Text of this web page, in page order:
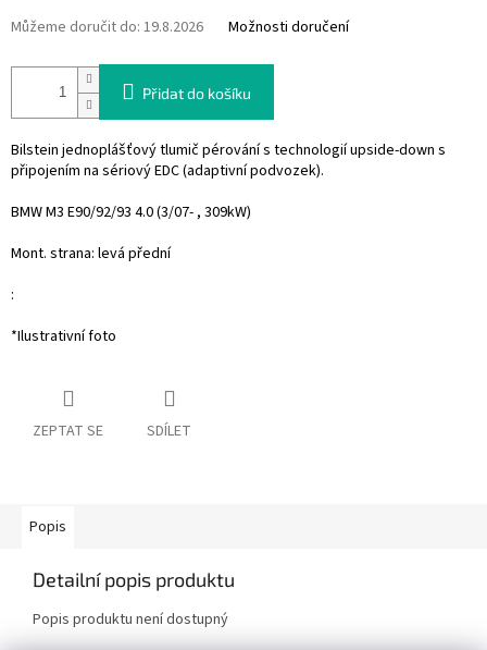
Můžeme doručit do: 19.8.2026 Možnosti doručení
Přidat do košíku
Bilstein jednoplášťový tlumič pérování s technologií upside-down s
připojením na sériový EDC (adaptivní podvozek).
BMW M3 E90/92/93 4.0 (3/07- , 309kW)
Mont. strana: levá přední
:
*Ilustrativní foto
ZEPTAT SE SDÍLET
Popis
Detailní popis produktu
Popis produktu není dostupný